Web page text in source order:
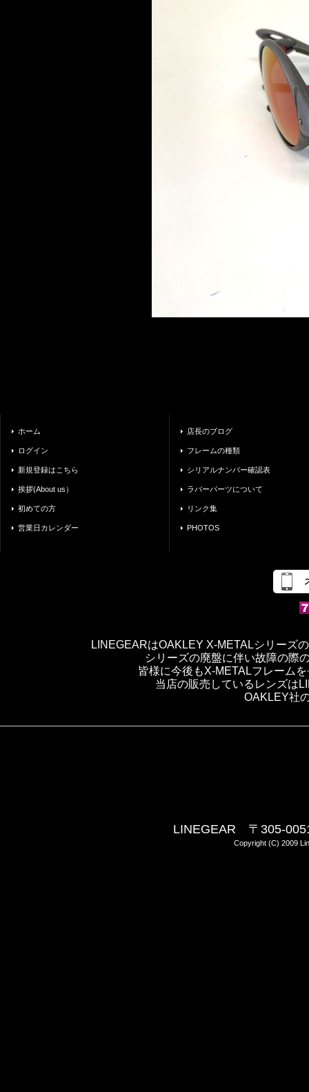
ホーム
ログイン
新規登録はこちら
挨拶(About us）
初めての方
営業日カレンダー
店長のブログ
フレームの種類
シリアルナンバー確認表
ラバーパーツについて
リンク集
PHOTOS
LINEGEARはOAKLEY X-METALシリーズ
シリーズの廃盤に伴い故障の際
皆様に今後もX-METALフレーム
当店の販売しているレンズは
OAKLEY社
LINEGEAR 〒305-
Copyright (C) 2009